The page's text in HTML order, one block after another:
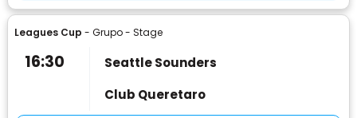
Leagues Cup - Grupo - Stage
16:30
Seattle Sounders
Club Queretaro